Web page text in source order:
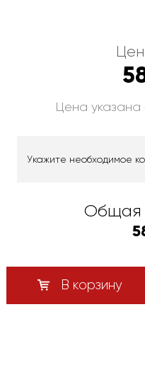
Цена указана
Укажите необходимое
Общая
В корзину